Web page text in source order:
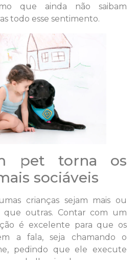
que ainda não saibam
todo esse sentimento.
pet torna os
sociáveis
crianças sejam mais ou
que outras. Contar com um
é excelente para que os
a fala, seja chamando o
pedindo que ele execute